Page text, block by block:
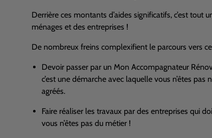
Derrière ces montants d’aides significatifs, c’est tout
ménages et des entreprises !
De nombreux freins complexifient le parcours vers
Devoir passer par un Mon Accompagnateur
c’est une démarche avec laquelle vous n’êtes
agréés.
Faire réaliser les travaux par des entreprises qui
vous n’êtes pas du métier !